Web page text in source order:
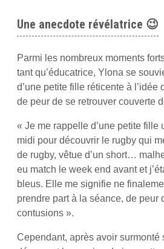
Une anecdote révélatrice 😉
Parmi les nombreux moments
tant qu’éducatrice, Ylona se
d’une petite fille réticente à l’idée
de peur de se retrouver couverte
« Je me rappelle d’une petite fille
midi pour découvrir le rugby qui
de rugby, vêtue d’un short…
eu match le week end avant et
bleus. Elle me signifie ne
prendre part à la séance, de peur
contusions ».
Cependant, après avoir surmonté